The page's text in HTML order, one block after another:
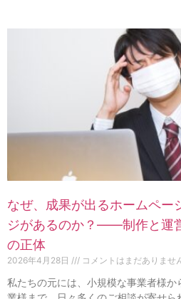
なぜ、成果が出るホームペー
ジがあるのか？——制作と運
の正体
2026年4月28日 コメントはまだありませ
私たちの元には、小規模な事業者様